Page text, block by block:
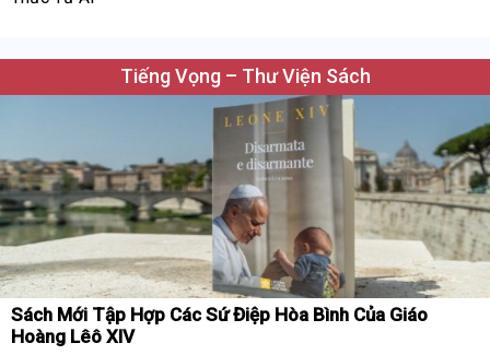
Tiếng Vọng – Thư Viện Sách
Sách Mới Tập Hợp Các Sứ Điệp Hòa Bình Của Giáo
Hoàng Lêô XIV